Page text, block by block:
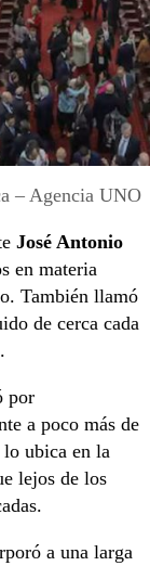
– Agencia UNO
José Antonio
en materia
También llamó
de cerca cada
por
a poco más de
ubica en la
lejos de los
a una larga